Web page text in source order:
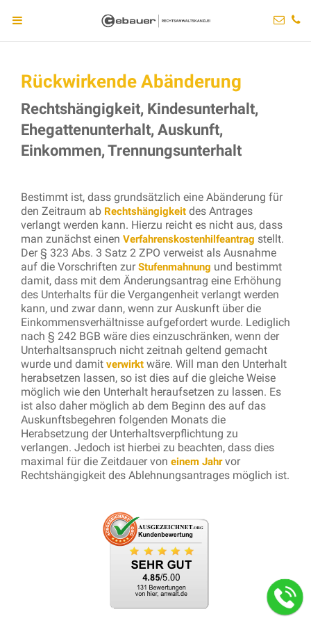
Rückwirkende Abänderung
Rechtshängigkeit, Kindesunterhalt,
Ehegattenunterhalt, Auskunft,
Einkommen, Trennungsunterhalt
Bestimmt ist, dass grundsätzlich eine Abänderung für
den Zeitraum ab Rechtshängigkeit des Antrages
verlangt werden kann. Hierzu reicht es nicht aus, dass
man zunächst einen Verfahrenskostenhilfeantrag stellt.
Der § 323 Abs. 3 Satz 2 ZPO verweist als Ausnahme
auf die Vorschriften zurStufenmahnung und bestimmt
damit, dass mit dem Änderungsantrag eine Erhöhung
des Unterhalts für die Vergangenheit verlangt werden
kann, und zwar dann, wenn zur Auskunft über die
Einkommensverhältnisse aufgefordert wurde. Lediglich
nach § 242 BGB wäre dies einzuschränken, wenn der
Unterhaltsanspruch nicht zeitnah geltend gemacht
wurde und damit verwirkt wäre. Will man den Unterhalt
herabsetzen lassen, so ist dies auf die gleiche Weise
möglich wie den Unterhalt heraufsetzen zu lassen. Es
ist also daher möglich ab dem Beginn des auf das
Auskunftsbegehren folgenden Monats die
Herabsetzung der Unterhaltsverpflichtung zu
verlangen. Jedoch ist hierbei zu beachten, dass dies
maximal für die Zeitdauer von einem Jahrvor
Rechtshängigkeit des Ablehnungsantrages möglich ist.